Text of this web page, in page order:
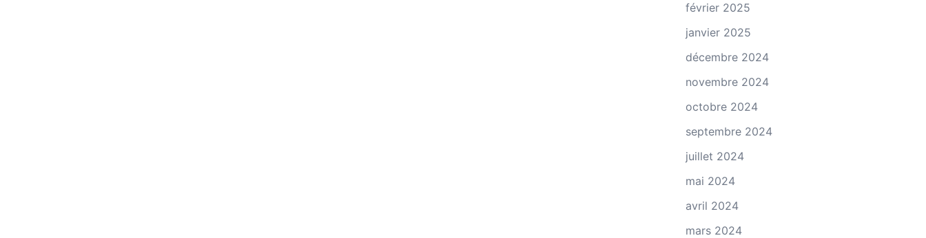
février 2025
janvier 2025
décembre 2024
novembre 2024
octobre 2024
septembre 2024
juillet 2024
mai 2024
avril 2024
mars 2024